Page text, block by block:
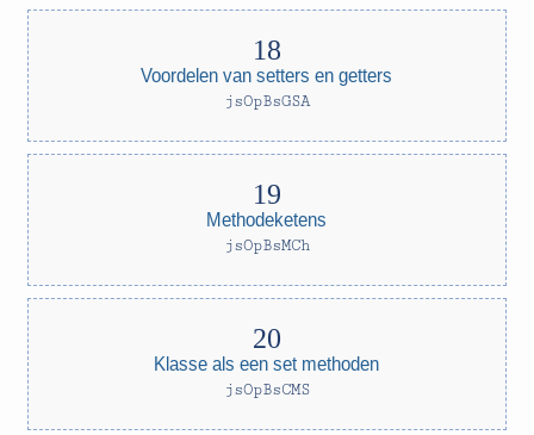
Voordelen van setters en getters
jsOpBsGSA
Methodeketens
jsOpBsMCh
Klasse als een set methoden
jsOpBsCMS